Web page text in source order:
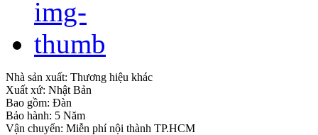
Nhà sản xuất: Thương hiệu khác
Xuất xứ: Nhật Bản
Bao gồm: Đàn
Bảo hành: 5 Năm
Vận chuyển: Miễn phí nội thành TP.HCM